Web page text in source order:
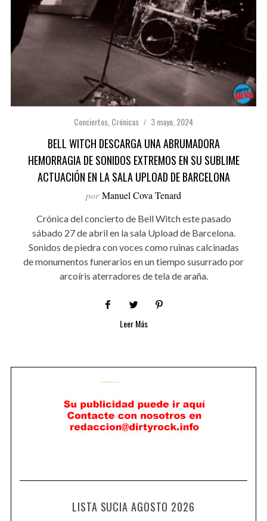
Conciertos Crónicas 3 mayo, 2024
BELL WITCH DESCARGA UNA ABRUMADORA
HEMORRAGIA DE SONIDOS EXTREMOS EN SU SUBLIME
ACTUACIÓN EN LA SALA UPLOAD DE BARCELONA
por Manuel Cova Tenard
Crónica del concierto de Bell Witch este pasado
sábado 27 de abril en la sala Upload de Barcelona.
Sonidos de piedra con voces como ruinas calcinadas
de monumentos funerarios en un tiempo susurrado por
arcoíris aterradores de tela de araña.
Leer Más
LISTA SUCIA AGOSTO 2026